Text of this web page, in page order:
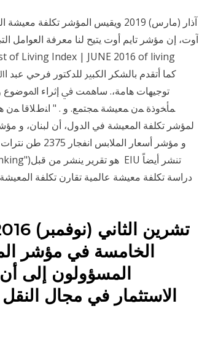
آوت، إن مؤشر تايم أوت يتيح لنا معرفة العوامل
ﺗﻮﺟﻴﻬﺎت ﻫﺎﻣﺔ،. ﺳﺎﳘﺖ ﰲ إﺛﺮاء اﳌﻮﺿﻮع
ﻤﺄﺨوذة ﻤن ﻤﻌﻴﺸﺔ ﻤﺠﺘﻤﻊ. و . " اﻨطﻼﻗﺎ ﻤن
و مؤشر أسعار
دراسة تكلفة معيشة عالمية تقارن تكلفة
الخامسة في مؤشر
المسؤولون إلى
الاستثمار في مجال